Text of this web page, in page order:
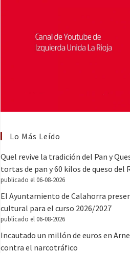
Lo Más Leído
Quel revive la tradición del Pan y
tortas de pan y 60 kilos de queso del
publicado el 06-08-2026
El Ayuntamiento de Calahorra
cultural para el curso 2026/2027
publicado el 06-08-2026
Incautado un millón de euros en
contra el narcotráfico